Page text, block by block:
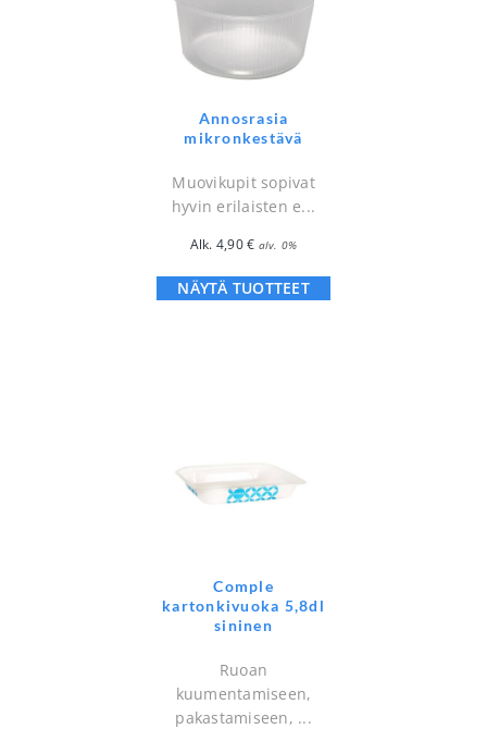
Annosrasia
mikronkestävä
Muovikupit sopivat
hyvin erilaisten e...
Alk. 4,90€ alv. 0%
NÄYTÄ TUOTTEET
Comple
kartonkivuoka 5,8dl
sininen
Ruoan
kuumentamiseen,
pakastamiseen, ...